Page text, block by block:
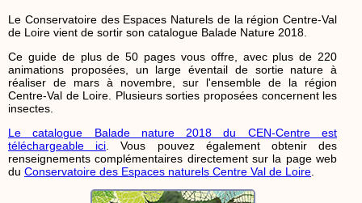
Le Conservatoire des Espaces Naturels de la région Centre-Val
de Loire vient de sortir son catalogue Balade Nature 2018.
Ce guide de plus de 50 pages vous offre, avec plus de 220
animations proposées, un large éventail de sortie nature à
réaliser de mars à novembre, sur l'ensemble de la région
Centre-Val de Loire. Plusieurs sorties proposées concernent les
insectes.
Le catalogue Balade nature 2018 du CEN-Centre est
téléchargeable ici . Vous pouvez également obtenir des
renseignements complémentaires directement sur la page web
du Conservatoire des Espaces naturels Centre Val de Loire